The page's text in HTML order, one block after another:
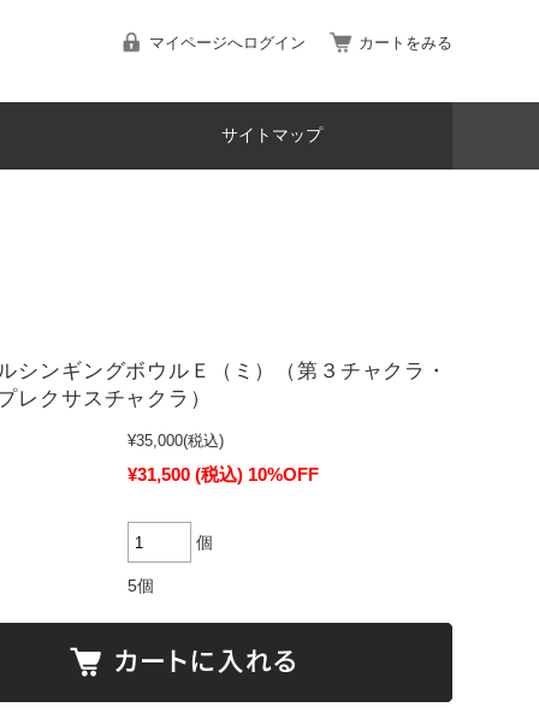
マイページへログイン カートをみる
サイトマップ
シンギングボウルＥ（ミ）（第３チャクラ・
レクサスチャクラ）
¥35,000(税込)
¥31,500 (税込) 10%OFF
個
5個